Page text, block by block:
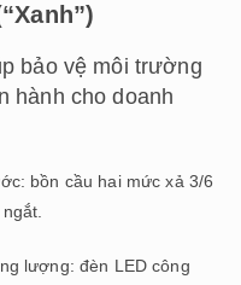
bảo vệ môi trường
hành cho doanh
bồn cầu hai mức xả 3/6
lượng: đèn LED công